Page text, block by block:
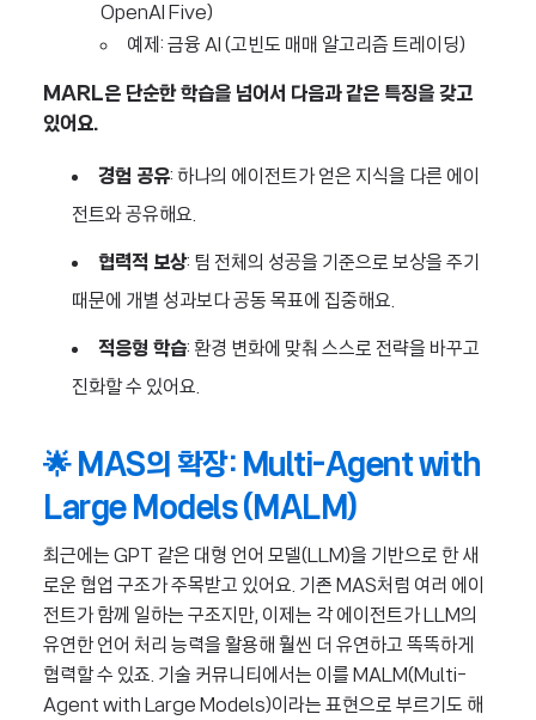
OpenAI Five)
예제: 금융 AI (고빈도 매매 알고리즘 트레이딩)
MARL은 단순한 학습을 넘어서 다음과 같은 특징을 갖고
있어요.
경험 공유: 하나의 에이전트가 얻은 지식을 다른 에이
전트와 공유해요.
협력적 보상: 팀 전체의 성공을 기준으로 보상을 주기
때문에 개별 성과보다 공동 목표에 집중해요.
적응형 학습: 환경 변화에 맞춰 스스로 전략을 바꾸고
진화할 수 있어요.
🌟 MAS의 확장: Multi-Agent with
Large Models (MALM)
최근에는 GPT 같은 대형 언어 모델(LLM)을 기반으로 한 새
로운 협업 구조가 주목받고 있어요. 기존 MAS처럼 여러 에이
전트가 함께 일하는 구조지만, 이제는 각 에이전트가 LLM의
유연한 언어 처리 능력을 활용해 훨씬 더 유연하고 똑똑하게
협력할 수 있죠. 기술 커뮤니티에서는 이를 MALM(Multi-
Agent with Large Models)이라는 표현으로 부르기도 해